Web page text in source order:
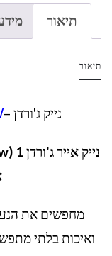
תיאור
תיאור
נייק ג'ורדן –
מחפשים את
ואיכות בלתי